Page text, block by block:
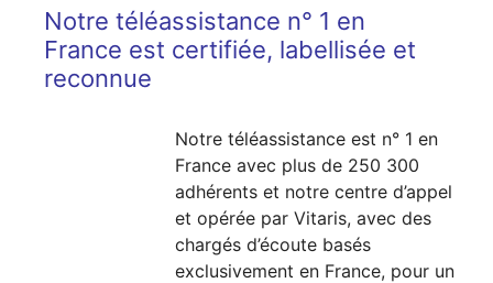
Notre téléassistance n° 1 en
France est certifiée, labellisée et
reconnue
Notre téléassistance est n° 1 en
France avec plus de 250 300
adhérents et notre centre d’appel
et opérée par Vitaris, avec des
chargés d’écoute basés
exclusivement en France, pour un